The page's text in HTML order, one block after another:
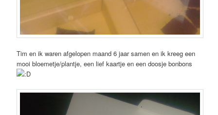
Tim en ik waren afgelopen maand 6 jaar samen en ik kreeg een
mooi bloemetje/plantje, een lief kaartje en een doosje bonbons